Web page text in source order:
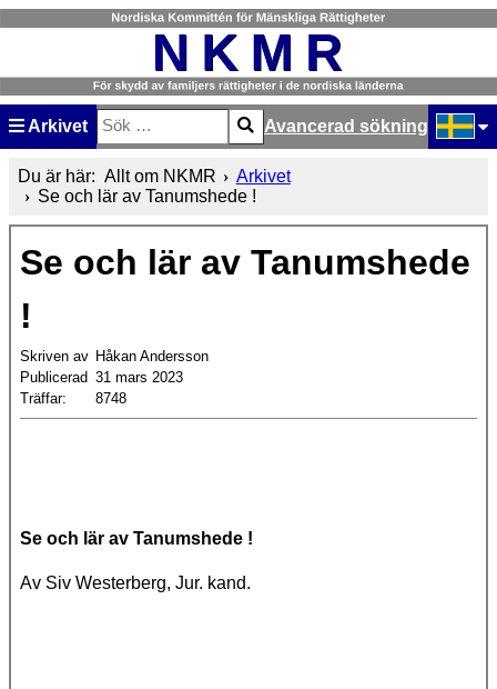
Arkivet
Sök
Type 2 or more characters for results.
Avancerad sökning
Du är här: Allt om NKMR
Arkivet
Se och lär av Tanumshede !
Se och lär av Tanumshede
!
Skriven av Håkan Andersson
Publicerad 31 mars 2023
Träffar:
8748
Se och lär av Tanumshede !
Av Siv Westerberg, Jur. kand.